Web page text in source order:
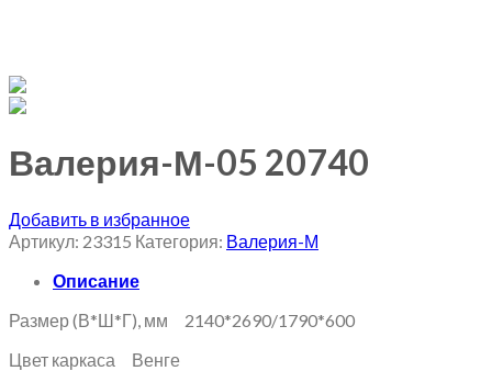
Валерия-М-05 20740
Добавить в избранное
Артикул: 23315 Категория: Валерия-М
Описание
Размер (В*Ш*Г), мм 2140*2690/1790*600
Цвет каркаса Венге